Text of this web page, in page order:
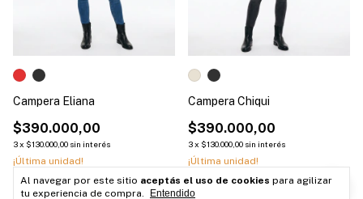
Al navegar por este sitio aceptás el uso de cookies para agilizar
tu experiencia de compra.
Entendido
Campera Eliana
$390.000,00
3x $130.000,00 sin interés
¡Última unidad!
Comprar
Campera Chiqui
$390.000,00
3x $130.000,00 sin interés
¡Última unidad!